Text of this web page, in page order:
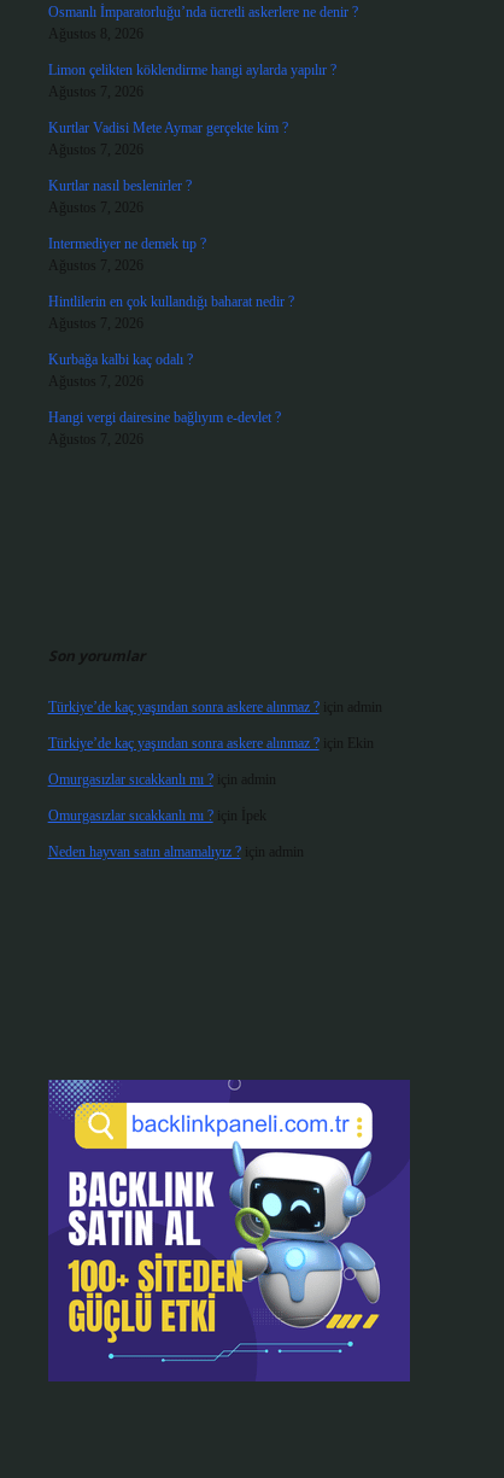
Osmanlı İmparatorluğu’nda ücretli askerlere ne denir ?
Ağustos 8, 2026
Limon çelikten köklendirme hangi aylarda yapılır ?
Ağustos 7, 2026
Kurtlar Vadisi Mete Aymar gerçekte kim ?
Ağustos 7, 2026
Kurtlar nasıl beslenirler ?
Ağustos 7, 2026
Intermediyer ne demek tıp ?
Ağustos 7, 2026
Hintlilerin en çok kullandığı baharat nedir ?
Ağustos 7, 2026
Kurbağa kalbi kaç odalı ?
Ağustos 7, 2026
Hangi vergi dairesine bağlıyım e-devlet ?
Ağustos 7, 2026
Son yorumlar
Türkiye’de kaç yaşından sonra askere alınmaz ?için admin
Türkiye’de kaç yaşından sonra askere alınmaz ?için Ekin
Omurgasızlar sıcakkanlı mı ?için admin
Omurgasızlar sıcakkanlı mı ?için İpek
Neden hayvan satın almamalıyız ?için admin